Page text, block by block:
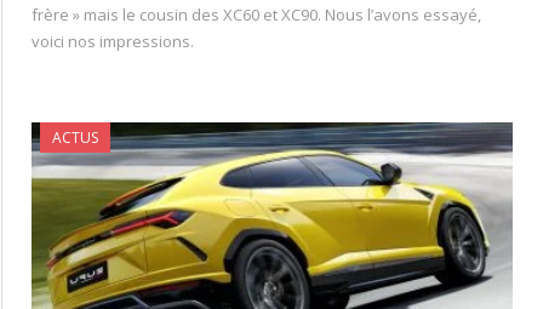
frère » mais le cousin des XC60 et XC90. Nous l’avons essayé,
voici nos impressions.
ACTUS